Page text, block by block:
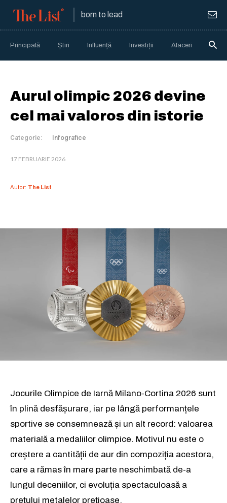
born to lead
Principală Știri Influență Investiții Afaceri
Aurul olimpic 2026 devine
cel mai valoros din istorie
Categorie: Infografice
17 FEBRUARIE 2026
Autor: The List
Jocurile Olimpice de Iarnă Milano-Cortina 2026 sunt
în plină desfășurare, iar pe lângă performanțele
sportive se consemnează și un alt record: valoarea
materială a medaliilor olimpice. Motivul nu este o
creștere a cantității de aur din compoziția acestora,
care a rămas în mare parte neschimbată de-a
lungul deceniilor, ci evoluția spectaculoasă a
prețului metalelor prețioase.